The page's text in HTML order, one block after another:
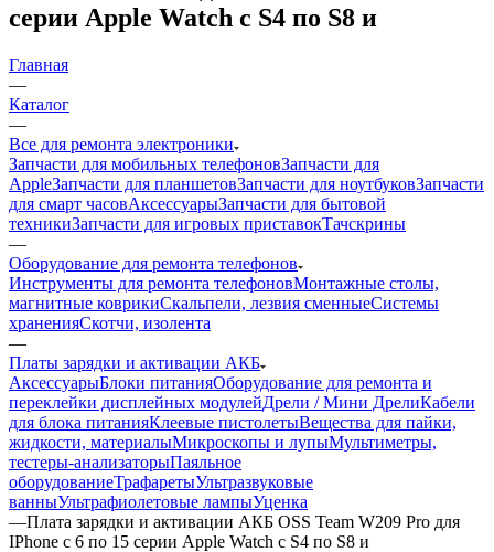
серии Apple Watch c S4 по S8 и
Главная
—
Каталог
—
Все для ремонта электроники
Запчасти для мобильных телефоновЗапчасти для
AppleЗапчасти для планшетовЗапчасти для ноутбуковЗапчасти
для смарт часовАксессуарыЗапчасти для бытовой
техникиЗапчасти для игровых приставокТачскрины
—
Оборудование для ремонта телефонов
Инструменты для ремонта телефоновМонтажные столы,
магнитные коврикиСкальпели, лезвия сменныеСистемы
храненияСкотчи, изолента
—
Платы зарядки и активации АКБ
АксессуарыБлоки питанияОборудование для ремонта и
переклейки дисплейных модулейДрели / Мини ДрелиКабели
для блока питанияКлеевые пистолетыВещества для пайки,
жидкости, материалыМикроскопы и лупыМультиметры,
тестеры-анализаторыПаяльное
оборудованиеТрафаретыУльтразвуковые
ванныУльтрафиолетовые лампыУценка
—Плата зарядки и активации АКБ OSS Team W209 Pro для
IPhone с 6 по 15 серии Apple Watch c S4 по S8 и